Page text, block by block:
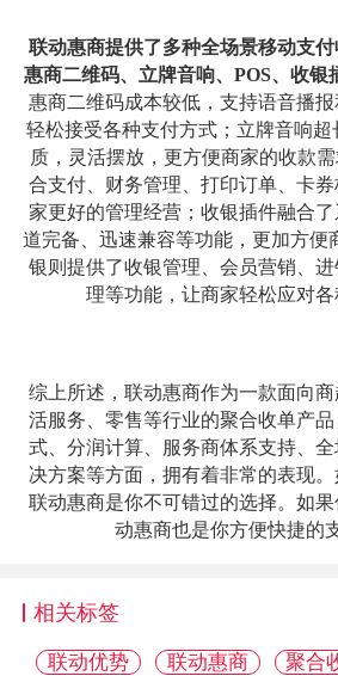
联动惠商提供了多种全场景移动支
惠商二维码、立牌音响、POS、收银
惠商二维码成本较低，支持语音播
轻松接受各种支付方式；立牌音响
质，灵活摆放，更方便商家的收款
合支付、财务管理、打印订单、卡
家更好的管理经营；收银插件融合
道完备、迅速兼容等功能，更加方便
银则提供了收银管理、会员营销、
理等功能，让商家轻松应对各
综上所述，联动惠商作为一款面向
活服务、零售等行业的聚合收单产
式、分润计算、服务商体系支持、
决方案等方面，拥有着非常的表现。
联动惠商是你不可错过的选择。如
动惠商也是你方便快捷的
相关标签
联动优势 联动惠商
聚合